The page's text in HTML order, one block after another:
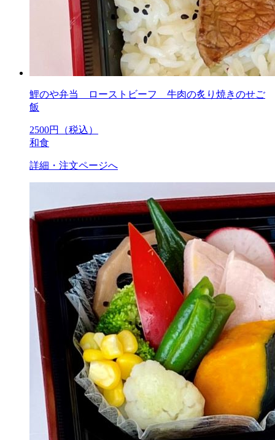
鯉のや弁当 ローストビーフ 牛肉の炙り焼きのせご
飯
2500円（税込）
和食
詳細・注文ページへ